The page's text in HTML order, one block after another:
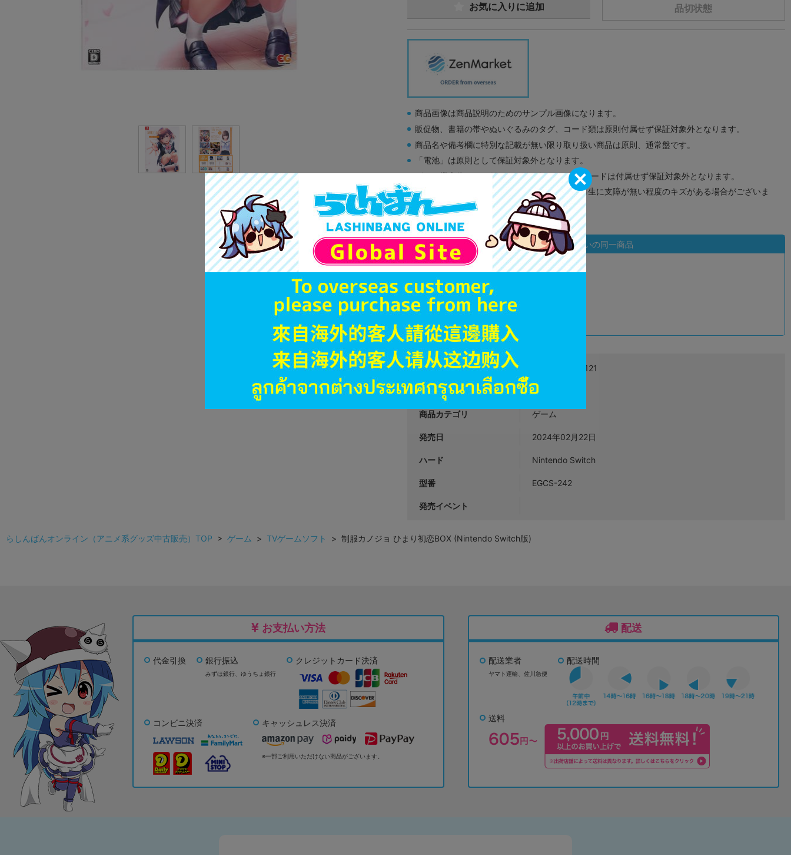
品切状態
お気に入りに追加
商品画像は商品説明のためのサンプル画像になります。
販促物、書籍の帯やぬいぐるみのタグ、コード類は原則付属せず保証対象外となります。
商品名や備考欄に特別な記載が無い限り取り扱い商品は原則、通常盤です。
「電池」は原則として保証対象外となります。
ゲーム機本体には、SDカードなどのメモリーカードは付属せず保証対象外となります。
ディスク類の読み取り面のキズに関しまして再生に支障が無い程度のキズがある場合がございま
す。
※詳細につきましてはコチラ
状態違いの同一商品
状態 :B
名古屋大須店
在庫あり 8,890円 税込
JANコード 4935066607121
商品番号 L05543494
商品カテゴリ ゲーム
発売日 2024年02月22日
ハード Nintendo Switch
型番 EGCS-242
発売イベント
らしんばんオンライン（アニメ系グッズ中古販売）TOP > ゲーム > TVゲームソフト > 制服カノジョ ひまり初恋BOX (Nintendo Switch版)
お支払い方法
代金引換 銀行振込
みずほ銀行、 ゆうちょ銀行
クレジットカード決済
コンビニ決済 キャッシュレス決済
※一部ご利用いただけない商品がございます。
配送
配送業者
ヤマト運輸、佐川急便
配送時間
送料